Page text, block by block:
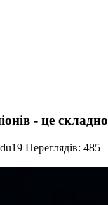
- це складно
Переглядів: 485